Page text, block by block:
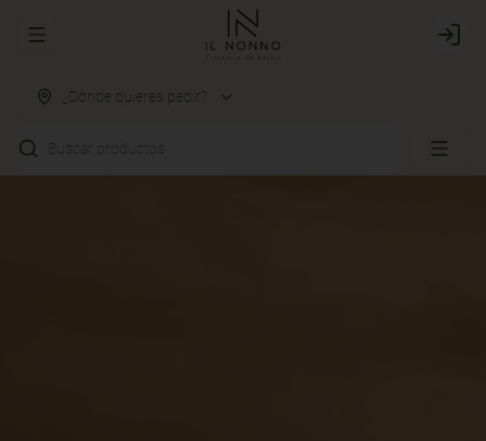
Abrir menu de navegación Login
¿Dónde quieres pedir?
Buscar productos